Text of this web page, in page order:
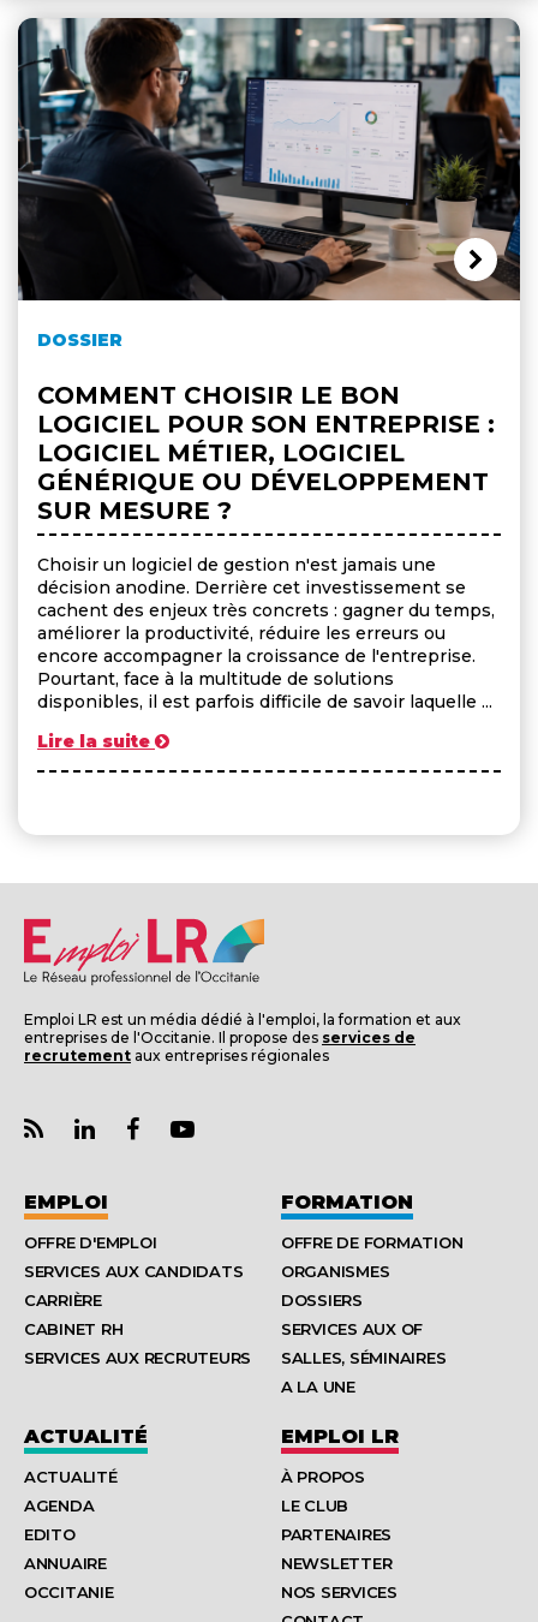
DOSSIER
COMMENT CHOISIR LE BON
LOGICIEL POUR SON ENTREPRISE :
LOGICIEL MÉTIER, LOGICIEL
GÉNÉRIQUE OU DÉVELOPPEMENT
SUR MESURE ?
Choisir un logiciel de gestion n'est jamais une
décision anodine. Derrière cet investissement se
cachent des enjeux très concrets : gagner du temps,
améliorer la productivité, réduire les erreurs ou
encore accompagner la croissance de l'entreprise.
Pourtant, face à la multitude de solutions
disponibles, il est parfois difficile de savoir laquelle ...
Lire la suite
Emploi LR est un média dédié à l'emploi, la formation et aux
entreprises de l'Occitanie. Il propose des services de
recrutement aux entreprises régionales
EMPLOI
OFFRE D'EMPLOI
SERVICES AUX CANDIDATS
CARRIÈRE
CABINET RH
SERVICES AUX RECRUTEURS
FORMATION
OFFRE DE FORMATION
ORGANISMES
DOSSIERS
SERVICES AUX OF
SALLES, SÉMINAIRES
A LA UNE
ACTUALITÉ
ACTUALITÉ
AGENDA
EDITO
ANNUAIRE
OCCITANIE
EMPLOI LR
À PROPOS
LE CLUB
PARTENAIRES
NEWSLETTER
NOS SERVICES